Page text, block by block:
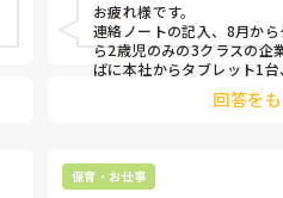
お疲れ様です。
連絡ノートの記入、8月か
ら2歳児のみの3クラスの企
ばに本社からタブレット1
皆で使い回ししております。
パソコンは、10年以上、園
います。
仕事がスムーズに行くよう
回答を
保育・お仕事